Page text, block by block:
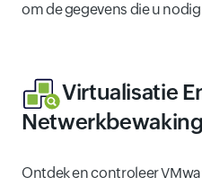
om de gegevens die u
Virtualisatie
Netwerkbewaking
Ontdek en controleer